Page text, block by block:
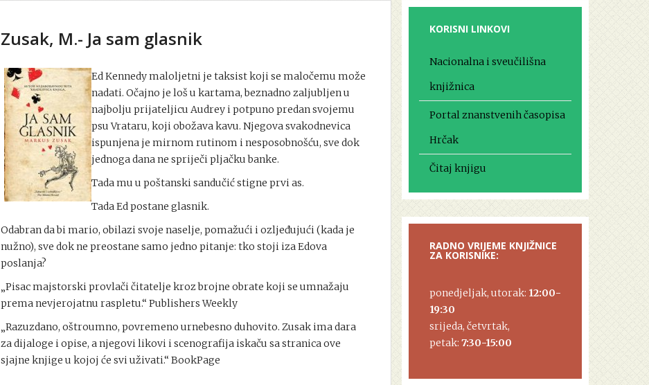
Zusak, M.- Ja sam glasnik
Ed Kennedy maloljetni je taksist koji se maločemu može
nadati. Očajno je loš u kartama, beznadno zaljubljen u
najbolju prijateljicu Audrey i potpuno predan svojemu
psu Vrataru, koji obožava kavu. Njegova svakodnevica
ispunjena je mirnom rutinom i nesposobnošću, sve dok
jednoga dana ne spriječi pljačku banke.
Tada mu u poštanski sandučić stigne prvi as.
Tada Ed postane glasnik.
Odabran da bi mario, obilazi svoje naselje, pomažući i ozljeđujući (kada je
nužno), sve dok ne preostane samo jedno pitanje: tko stoji iza Edova
poslanja?
„Pisac majstorski provlači čitatelje kroz brojne obrate koji se umnažaju
prema nevjerojatnu raspletu.“ Publishers Weekly
„Razuzdano, oštroumno, povremeno urnebesno duhovito. Zusak ima dara
za dijaloge i opise, a njegovi likovi i scenografija iskaču sa stranica ove
sjajne knjige u kojoj će svi uživati.“ BookPage
KORISNI LINKOVI
Nacionalna i sveučilišna
knjižnica
Portal znanstvenih časopisa
Hrčak
Čitaj knjigu
RADNO VRIJEME KNJIŽNICE
ZA KORISNIKE:
ponedjeljak, utorak: 12:00-
19:30
srijeda, četvrtak,
petak: 7:30-15:00